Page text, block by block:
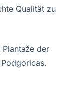
Qualität zu
Plantaže der